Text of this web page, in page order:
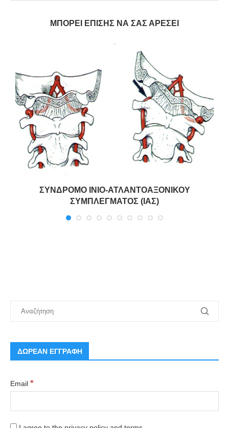
ΜΠΟΡΕΊ ΕΠΊΣΗΣ ΝΑ ΣΑΣ ΑΡΈΣΕΙ
ΣΥΝΔΡΟΜΟ ΙΝΙΟ-ΑΤΛΑΝΤΟΑΞΟΝΙΚΟΥ
ΣΥΜΠΛΕΓΜΑΤΟΣ (ΙΑΣ)
ΔΩΡΕΑΝ ΕΓΓΡΑΦΗ
Email *